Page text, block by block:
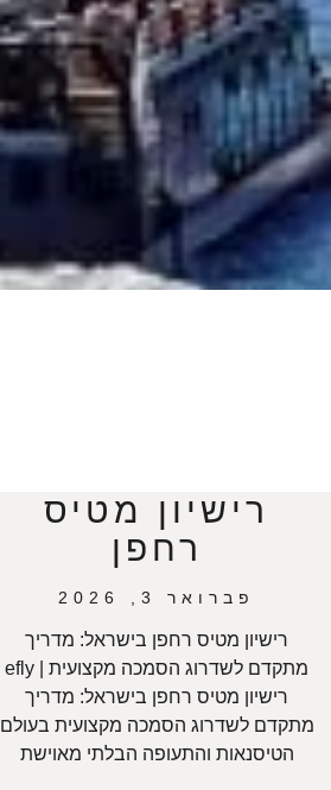
רישיון מטיס
רחפן
פברואר 3, 2026
רישיון מטיס רחפן בישראל: מדריך
מתקדם לשדרוג הסמכה מקצועית | efly
רישיון מטיס רחפן בישראל: מדריך
מתקדם לשדרוג הסמכה מקצועית בעולם
הטיסנאות והתעופה הבלתי מאוישת